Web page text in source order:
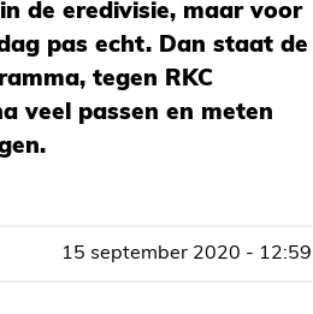
de eredivisie, maar voor
pas echt. Dan staat de
tegen RKC
veel passen en meten
15 september 2020 - 12:59